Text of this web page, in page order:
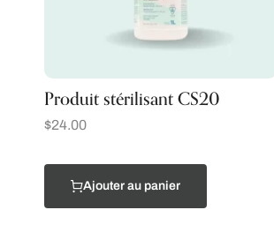
Produit stérilisant CS20
$24.00
Ajouter au panier